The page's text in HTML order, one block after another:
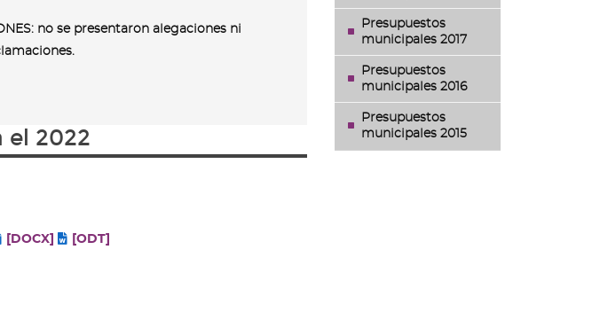
no se presentaron alegaciones ni
el 2022
[DOCX] [ODT]
Presupuestos
municipales 2017
Presupuestos
municipales 2016
Presupuestos
municipales 2015